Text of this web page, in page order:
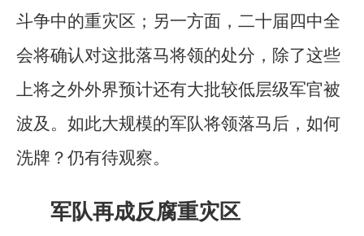
斗争中的重灾区；另一方面，二十届四中全
会将确认对这批落马将领的处分，除了这些
上将之外外界预计还有大批较低层级军官被
波及。如此大规模的军队将领落马后，如何
洗牌？仍有待观察。
军队再成反腐重灾区